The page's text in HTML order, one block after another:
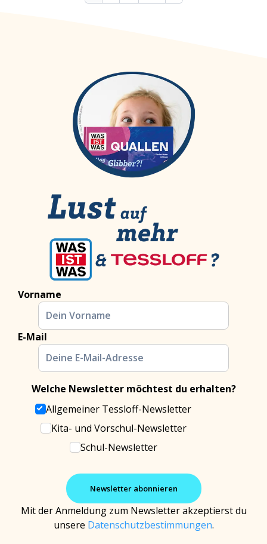
Vorname
E-Mail
Welche Newsletter möchtest du erhalten?
Allgemeiner Tessloff-Newsletter
Kita- und Vorschul-Newsletter
Schul-Newsletter
Mit der Anmeldung zum Newsletter akzeptierst du
unsere Datenschutzbestimmungen.